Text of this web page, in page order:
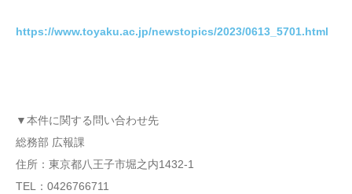
https://www.toyaku.ac.jp/newstopics/2023/0613_5701.html
▼本件に関する問い合わせ先
総務部 広報課
住所：東京都八王子市堀之内1432-1
TEL：0426766711